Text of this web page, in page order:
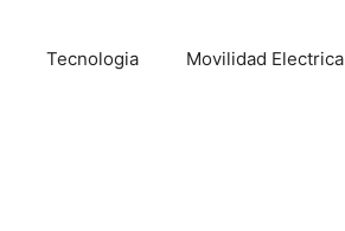
Tecnologia Movilidad Electrica